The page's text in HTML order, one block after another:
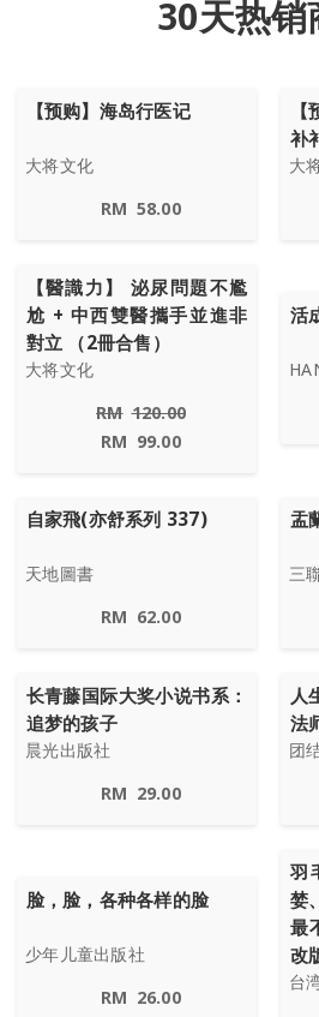
30天热销
【预购】海岛行医记
大将文化
RM 58.00
补
大
【醫識力】 泌尿問題不尷
尬 + 中西雙醫攜手並進非
對立 （2冊合售）
大将文化
RM 120.00
RM 99.00
活
自家飛(亦舒系列 337)
天地圖書
RM 62.00
盂
三
长青藤国际大奖小说书系：
追梦的孩子
晨光出版社
RM 29.00
人
法
团
脸，脸，各种各样的脸
少年儿童出版社
RM 26.00
羽
婪
最
改
台